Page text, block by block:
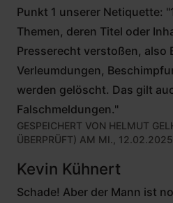
Punkt 1 unserer Netiquette:
Themen, deren Titel oder
Presserecht verstoßen, also
Verleumdungen,
werden gelöscht. Das gilt
Falschmeldungen."
GESPEICHERT VON HELMUT
ÜBERPRÜFT) AM MI.,
Kevin Kühnert
Schade! Aber der Mann ist